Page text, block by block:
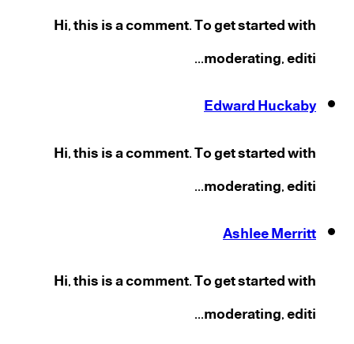
Hi, this is a comment. To get started with
moderating, editi...
Edward Huckaby
Hi, this is a comment. To get started with
moderating, editi...
Ashlee Merritt
Hi, this is a comment. To get started with
moderating, editi...